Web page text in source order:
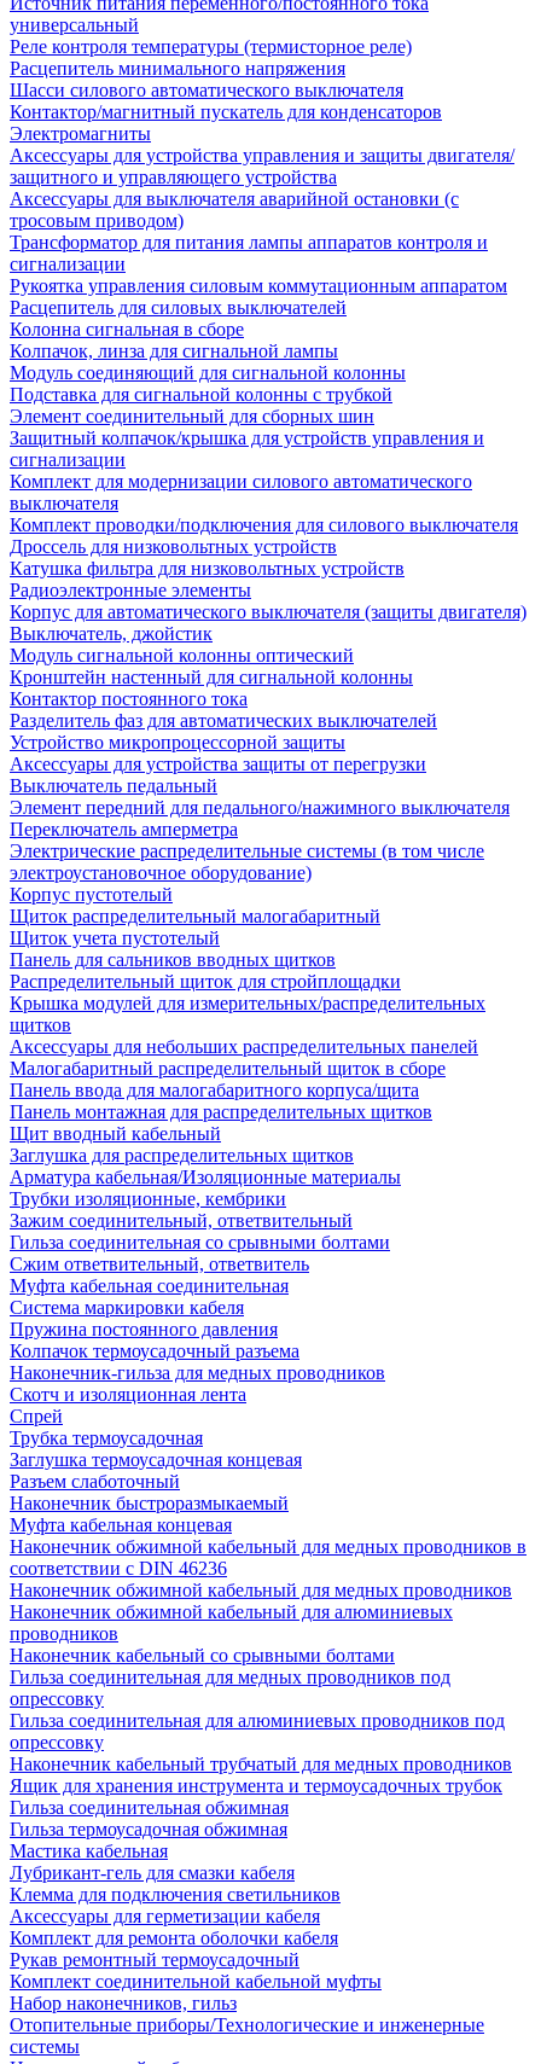
универсальный
Реле контроля температуры (термисторное реле)
Расцепитель минимального напряжения
Шасси силового автоматического выключателя
Контактор/магнитный пускатель для конденсаторов
Электромагниты
Аксессуары для устройства управления и защиты двигателя/
защитного и управляющего устройства
Аксессуары для выключателя аварийной остановки (с
тросовым приводом)
Трансформатор для питания лампы аппаратов контроля и
сигнализации
Рукоятка управления силовым коммутационным аппаратом
Расцепитель для силовых выключателей
Колонна сигнальная в сборе
Колпачок, линза для сигнальной лампы
Модуль соединяющий для сигнальной колонны
Подставка для сигнальной колонны с трубкой
Элемент соединительный для сборных шин
Защитный колпачок/крышка для устройств управления и
сигнализации
Комплект для модернизации силового автоматического
выключателя
Комплект проводки/подключения для силового выключателя
Дроссель для низковольтных устройств
Катушка фильтра для низковольтных устройств
Радиоэлектронные элементы
Корпус для автоматического выключателя (защиты двигателя)
Выключатель, джойстик
Модуль сигнальной колонны оптический
Кронштейн настенный для сигнальной колонны
Контактор постоянного тока
Разделитель фаз для автоматических выключателей
Устройство микропроцессорной защиты
Аксессуары для устройства защиты от перегрузки
Выключатель педальный
Элемент передний для педального/нажимного выключателя
Переключатель амперметра
Электрические распределительные системы (в том числе
электроустановочное оборудование)
Корпус пустотелый
Щиток распределительный малогабаритный
Щиток учета пустотелый
Панель для сальников вводных щитков
Распределительный щиток для стройплощадки
Крышка модулей для измерительных/распределительных
щитков
Аксессуары для небольших распределительных панелей
Малогабаритный распределительный щиток в сборе
Панель ввода для малогабаритного корпуса/щита
Панель монтажная для распределительных щитков
Щит вводный кабельный
Заглушка для распределительных щитков
Арматура кабельная/Изоляционные материалы
Трубки изоляционные, кембрики
Зажим соединительный, ответвительный
Гильза соединительная со срывными болтами
Сжим ответвительный, ответвитель
Муфта кабельная соединительная
Система маркировки кабеля
Пружина постоянного давления
Колпачок термоусадочный разъема
Наконечник-гильза для медных проводников
Скотч и изоляционная лента
Спрей
Трубка термоусадочная
Заглушка термоусадочная концевая
Разъем слаботочный
Наконечник быстроразмыкаемый
Муфта кабельная концевая
Наконечник обжимной кабельный для медных проводников в
соответствии с DIN 46236
Наконечник обжимной кабельный для медных проводников
Наконечник обжимной кабельный для алюминиевых
проводников
Наконечник кабельный со срывными болтами
Гильза соединительная для медных проводников под
опрессовку
Гильза соединительная для алюминиевых проводников под
опрессовку
Наконечник кабельный трубчатый для медных проводников
Ящик для хранения инструмента и термоусадочных трубок
Гильза соединительная обжимная
Гильза термоусадочная обжимная
Мастика кабельная
Лубрикант-гель для смазки кабеля
Клемма для подключения светильников
Аксессуары для герметизации кабеля
Комплект для ремонта оболочки кабеля
Рукав ремонтный термоусадочный
Комплект соединительной кабельной муфты
Набор наконечников, гильз
Отопительные приборы/Технологические и инженерные
системы